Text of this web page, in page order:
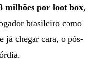
milhões por loot box,
brasileiro como
já chegar cara, o pós-